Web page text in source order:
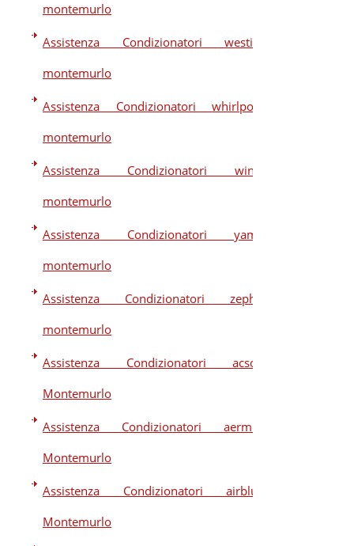
montemurlo
Assistenza Condizionatori westim
montemurlo
Assistenza Condizionatori whirlpool
montemurlo
Assistenza Condizionatori winia
montemurlo
Assistenza Condizionatori yama
montemurlo
Assistenza Condizionatori zephir
montemurlo
Assistenza Condizionatori acson
Montemurlo
Assistenza Condizionatori aermec
Montemurlo
Assistenza Condizionatori airblue
Montemurlo